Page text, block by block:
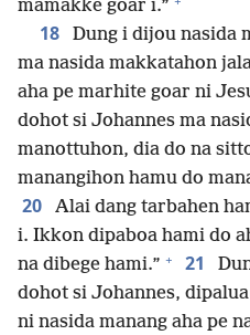
mamakke goar i.”
18
Dung i dijou nasida
ma nasida makkatahon
aha pe marhite goar ni
dohot si Johannes ma
manottuhon, dia do na
manangihon hamu do
20
Alai dang tarbahen
i. Ikkon dipaboa hami do
na dibege hami.” + 21
dohot si Johannes,
ni nasida manang aha pe